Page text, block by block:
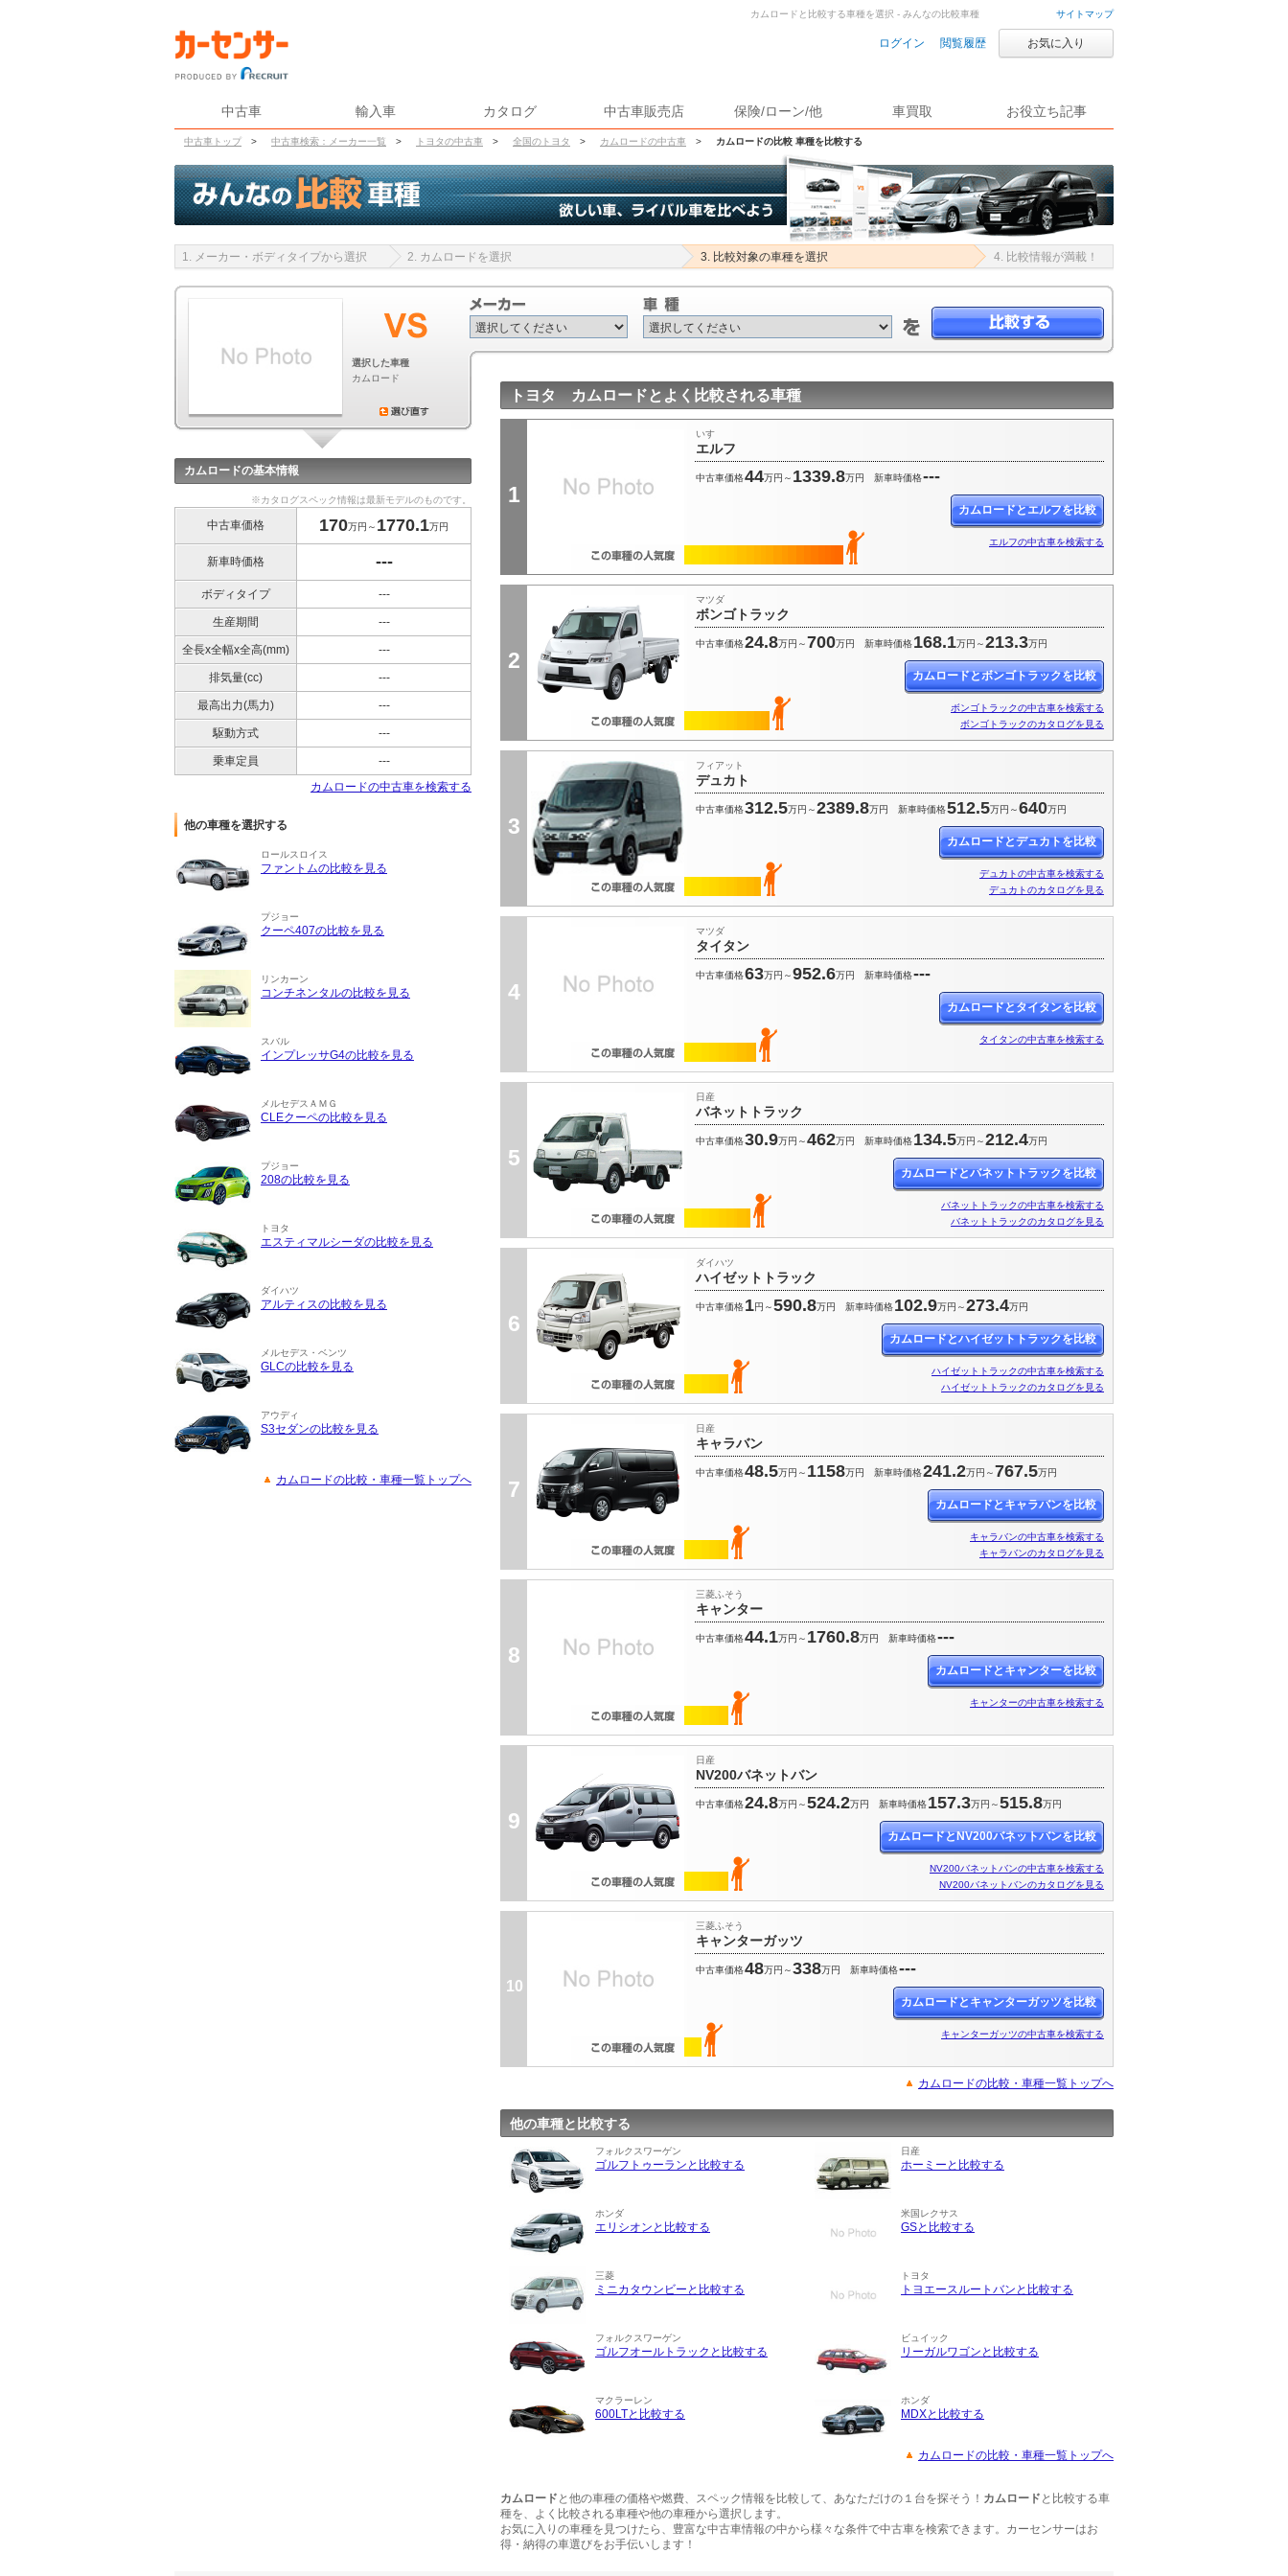
サイトマップ
ログイン 閲覧履歴 お気に入り
中古車 輸入車 カタログ 中古車販売店 保険/ローン/他 車買取 お役立ち記事
中古車トップ > 中古車検索：メーカー一覧 > トヨタの中古車 > 全国のトヨタ > カムロードの中古車 > カムロードの比較 車種を比較する
カムロードと比較する車種を選択 - みんなの比較車種
1. メーカー・ボディタイプから選択 2. カムロードを選択 3. 比較対象の車種を選択 4. 比較情報が満載！
選択した車種
カムロード
カムロードの基本情報
※カタログスペック情報は最新モデルのものです。
中古車価格 170万円～ 1770.1万円
新車時価格 ---
ボディタイプ ---
生産期間 ---
全長x全幅x全高(mm) ---
排気量(cc) ---
最高出力(馬力) ---
駆動方式 ---
乗車定員
---
カムロードの中古車を検索する
他の車種を選択する
ロールスロイス
ファントムの比較を見る
プジョー
クーペ407の比較を見る
リンカーン
コンチネンタルの比較を見る
スバル
インプレッサG4の比較を見る
メルセデスＡＭＧ
CLEクーペの比較を見る
プジョー
208の比較を見る
トヨタ
エスティマルシーダの比較を見る
ダイハツ
アルティスの比較を見る
メルセデス・ベンツ
GLCの比較を見る
アウディ
S3セダンの比較を見る
カムロードの比較・車種一覧トップへ
トヨタ カムロードとよく比較される車種
1
エルフ
いすゞ
中古車価格44万円～ 1339.8万円 新車時価格---
カムロードとエルフを比較
エルフの中古車を検索する
2
ボンゴトラック
マツダ
中古車価格24.8万円～700万円 新車時価格168.1万円～213.3万円
カムロードとボンゴトラックを比較
ボンゴトラックの中古車を検索する
ボンゴトラックのカタログを見る
3
デュカト
フィアット
中古車価格312.5万円～2389.8万円 新車時価格512.5万円～640万円
カムロードとデュカトを比較
デュカトの中古車を検索する
デュカトのカタログを見る
4
タイタン
マツダ
中古車価格63万円～952.6万円 新車時価格---
カムロードとタイタンを比較
タイタンの中古車を検索する
5
バネットトラック
日産
中古車価格30.9万円～462万円 新車時価格134.5万円～212.4万円
カムロードとバネットトラックを比較
バネットトラックの中古車を検索する
バネットトラックのカタログを見る
6
ハイゼットトラック
ダイハツ
中古車価格1円～590.8万円 新車時価格102.9万円～273.4万円
カムロードとハイゼットトラックを比較
ハイゼットトラックの中古車を検索する
ハイゼットトラックのカタログを見る
7
キャラバン
日産
中古車価格48.5万円～ 1158万円 新車時価格241.2万円～767.5万円
カムロードとキャラバンを比較
キャラバンの中古車を検索する
キャラバンのカタログを見る
8
キャンター
三菱ふそう
中古車価格44.1万円～ 1760.8万円 新車時価格---
カムロードとキャンターを比較
キャンターの中古車を検索する
9
NV200バネットバン
日産
中古車価格24.8万円～524.2万円 新車時価格157.3万円～515.8万円
カムロードとNV200バネットバンを比較
NV200バネットバンの中古車を検索する
NV200バネットバンのカタログを見る
10
キャンターガッツ
三菱ふそう
中古車価格48万円～338万円 新車時価格---
カムロードとキャンターガッツを比較
キャンターガッツの中古車を検索する
カムロードの比較・車種一覧トップへ
他の車種と比較する
フォルクスワーゲン
ゴルフトゥーランと比較する
日産
ホーミーと比較する
ホンダ
エリシオンと比較する
米国レクサス
GSと比較する
三菱
ミニカタウンビーと比較する
トヨタ
トヨエースルートバンと比較する
フォルクスワーゲン
ゴルフオールトラックと比較する
ビュイック
リーガルワゴンと比較する
マクラーレン
600LTと比較する
ホンダ
MDXと比較する
カムロードの比較・車種一覧トップへ
カムロード と他の車種の価格や燃費、スペック情報を比較して、あなただけの１台を探そう！ カムロード と比較する車
種を、よく比較される車種や他の車種から選択します。
お気に入りの車種を見つけたら、豊富な中古車情報の中から様々な条件で中古車を検索できます。カーセンサーはお
得・納得の車選びをお手伝いします！